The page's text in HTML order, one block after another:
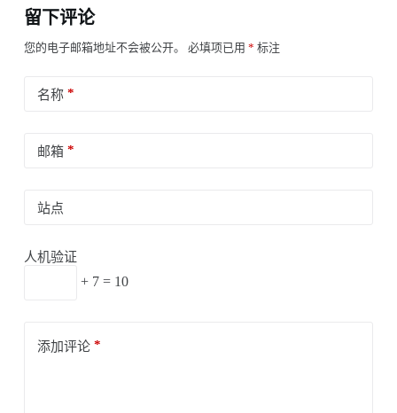
留下评论
您的电子邮箱地址不会被公开。 必填项已用 * 标注
名称*
邮箱*
站点
人机验证
+ 7 = 10
添加评论*